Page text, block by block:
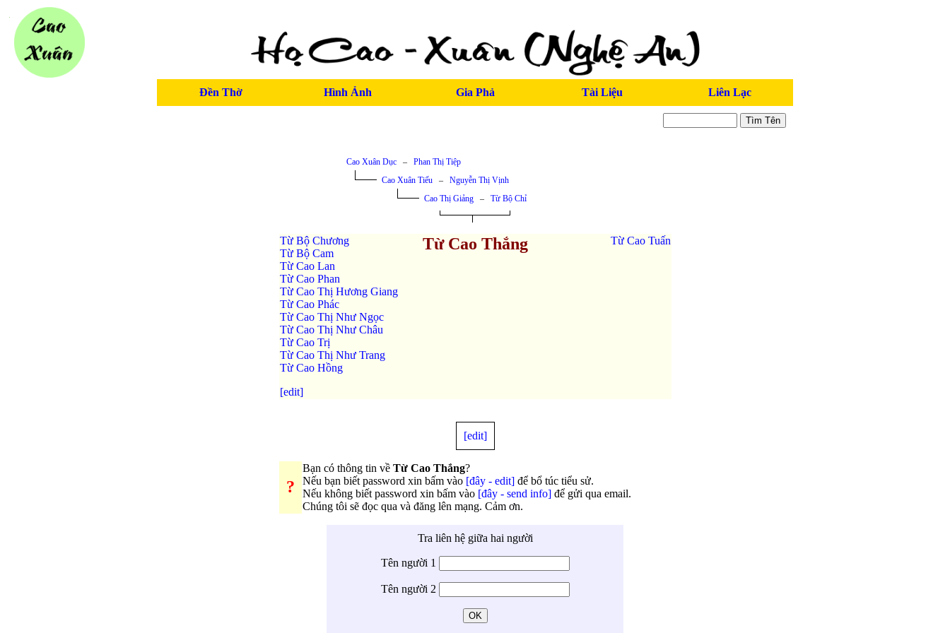
Đền Thờ Hình Ảnh Gia Phả Tài Liệu Liên Lạc
Cao Xuân Dục– Phan Thị Tiệp
Cao Xuân Tiếu– Nguyễn Thị Vịnh
Cao Thị Giảng– Từ Bộ Chỉ
Từ Bộ Chương
Từ Bộ Cam
Từ Cao Lan
Từ Cao Phan
Từ Cao Thị Hương Giang
Từ Cao Phác
Từ Cao Thị Như Ngọc
Từ Cao Thị Như Châu
Từ Cao Trị
Từ Cao Thị Như Trang
Từ Cao Hồng
[edit]
Từ Cao Thắng Từ Cao Tuấn
[edit]
?
Bạn có thông tin về Từ Cao Thắng?
Nếu bạn biết password xin bấm vào [đây - edit]để bổ túc tiểu sử.
Nếu không biết password xin bấm vào [đây - send info]để gửi qua email.
Chúng tôi sẽ đọc qua và đăng lên mạng. Cảm ơn.
Tra liên hệ giữa hai người
Tên người 1
Tên người 2